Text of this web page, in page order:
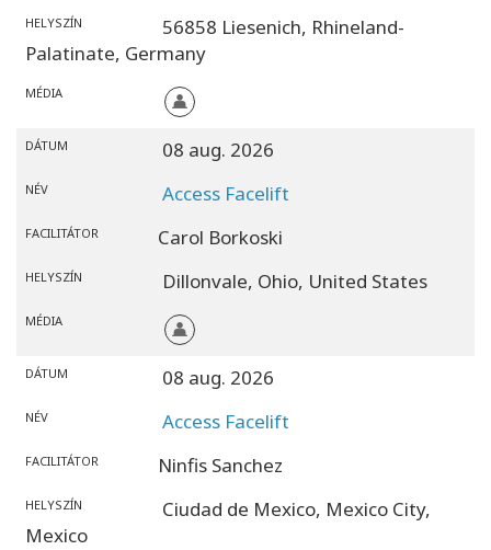
a
fiókba
Főoldal
Tapasztald
meg
HELYSZÍN 56858 Liesenich, Rhineland-
Palatinate, Germany
MÉDIA
DÁTUM 08 aug. 2026
NÉV Access Facelift
FACILITÁTOR Carol Borkoski
HELYSZÍN Dillonvale, Ohio, United States
MÉDIA
DÁTUM 08 aug. 2026
NÉV Access Facelift
FACILITÁTOR Ninfis Sanchez
HELYSZÍN Ciudad de Mexico, Mexico City,
Mexico